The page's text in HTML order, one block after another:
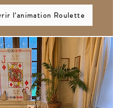
l'animation Roulette